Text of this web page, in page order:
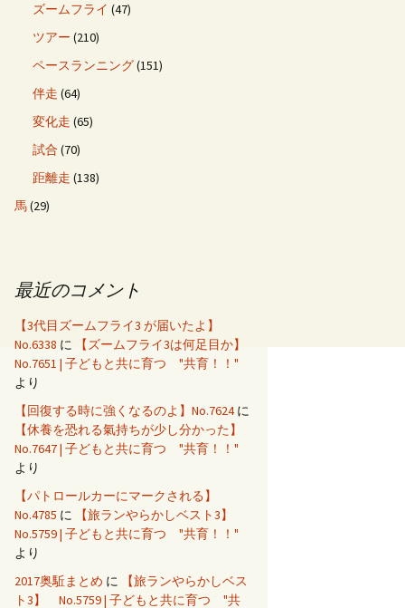
ズームフライ (47)
ツアー (210)
ペースランニング(151)
伴走 (64)
変化走 (65)
試合 (70)
距離走 (138)
馬(29)
最近のコメント
【3代目ズームフライ3 が届いたよ】
No.6338 に
【ズームフライ3は何足目か】
No.7651 | 子どもと共に育つ "共育！！"
より
【回復する時に強くなるのよ】No.7624に
【休養を恐れる氣持ちが少し分かった】
No.7647 | 子どもと共に育つ "共育！！"
より
【パトロールカーにマークされる】
No.4785 に
【旅ランやらかしベスト3】
No.5759 | 子どもと共に育つ "共育！！"
より
2017奥駈まとめ に
【旅ランやらかしベス
ト3】 No.5759 | 子どもと共に育つ "共